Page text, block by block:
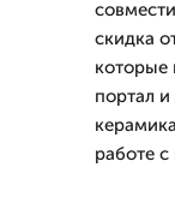
скидка
которые
портал
работе